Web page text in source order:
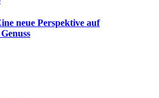
neue Perspektive auf